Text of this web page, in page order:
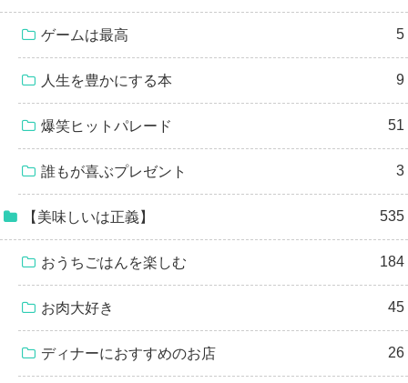
ゲームは最高 5
人生を豊かにする本 9
爆笑ヒットパレード 51
誰もが喜ぶプレゼント 3
【美味しいは正義】 535
おうちごはんを楽しむ 184
お肉大好き 45
ディナーにおすすめのお店 26